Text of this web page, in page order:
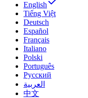
English
Tiếng Việt
Deutsch
Español
Français
Italiano
Polski
Português
Русский
العربية
中文